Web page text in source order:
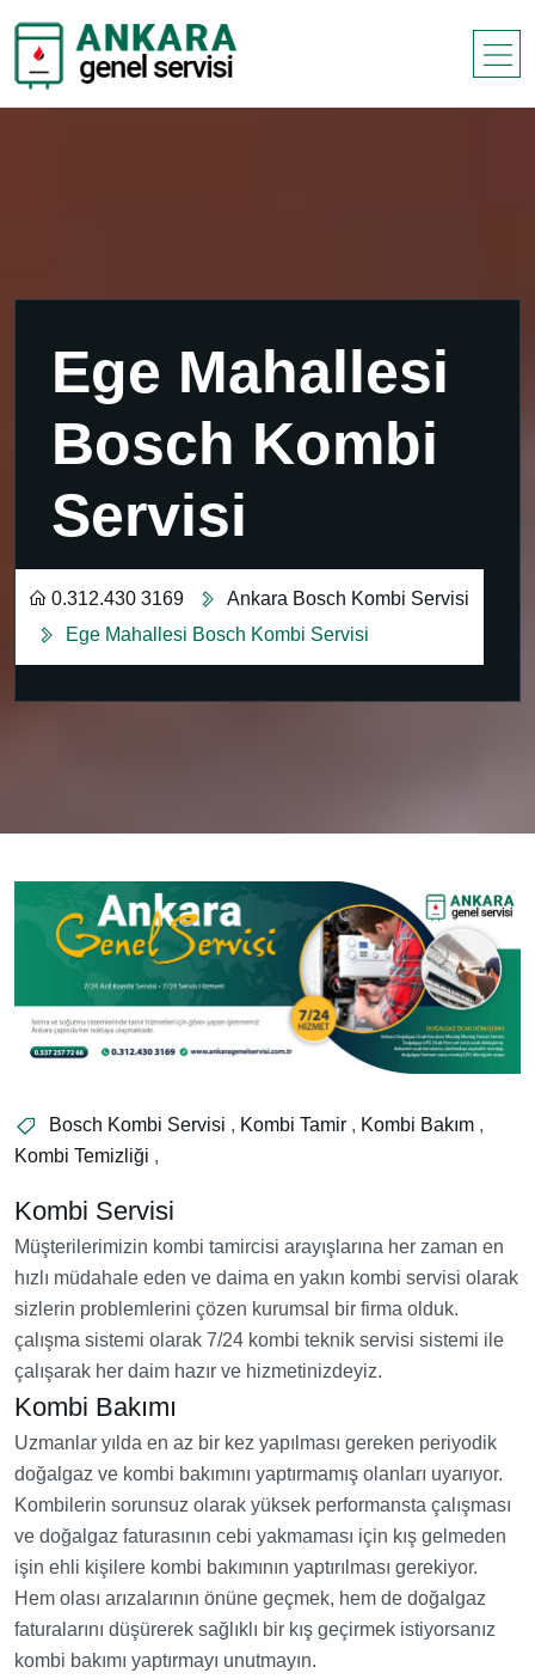
Ege Mahallesi
Bosch Kombi
Servisi
0.312.430 3169
Ankara Bosch Kombi Servisi
Ege Mahallesi Bosch Kombi Servisi
Bosch Kombi Servisi , Kombi Tamir , Kombi Bakım ,
Kombi Temizliği ,
Kombi Servisi
Müşterilerimizin kombi tamircisi arayışlarına her zaman en
hızlı müdahale eden ve daima en yakın kombi servisi olarak
sizlerin problemlerini çözen kurumsal bir firma olduk.
çalışma sistemi olarak 7/24 kombi teknik servisi sistemi ile
çalışarak her daim hazır ve hizmetinizdeyiz.
Kombi Bakımı
Uzmanlar yılda en az bir kez yapılması gereken periyodik
doğalgaz ve kombi bakımını yaptırmamış olanları uyarıyor.
Kombilerin sorunsuz olarak yüksek performansta çalışması
ve doğalgaz faturasının cebi yakmaması için kış gelmeden
işin ehli kişilere kombi bakımının yaptırılması gerekiyor.
Hem olası arızalarının önüne geçmek, hem de doğalgaz
faturalarını düşürerek sağlıklı bir kış geçirmek istiyorsanız
kombi bakımı yaptırmayı unutmayın.